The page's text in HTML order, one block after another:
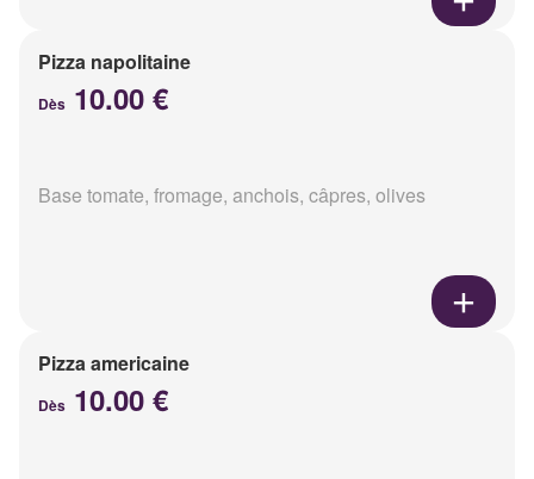
Pizza napolitaine
Dès 10.00 €
Base tomate, fromage, anchois, câpres, olives
Pizza americaine
Dès 10.00 €